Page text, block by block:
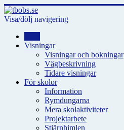
Visa/dölj navigering
Visningar
Visningar och bokningar
Vägbeskrivning
Tidare visningar
För skolor
Information
Rymdungarna
Mera skolaktiviteter
Projektarbete
Stjärnhimlen